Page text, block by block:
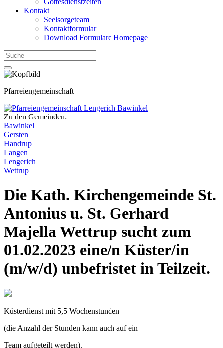
Gottesdienstzeiten
Kontakt
Seelsorgeteam
Kontaktformular
Download Formulare Homepage
Pfarreiengemeinschaft
Zu den Gemeinden:
Bawinkel
Gersten
Handrup
Langen
Lengerich
Wettrup
Die Kath. Kirchengemeinde St.
Antonius u. St. Gerhard
Majella Wettrup sucht zum
01.02.2023 eine/n Küster/in
(m/w/d) unbefristet in Teilzeit.
Küsterdienst mit 5,5 Wochenstunden
(die Anzahl der Stunden kann auch auf ein
Team aufgeteilt werden).